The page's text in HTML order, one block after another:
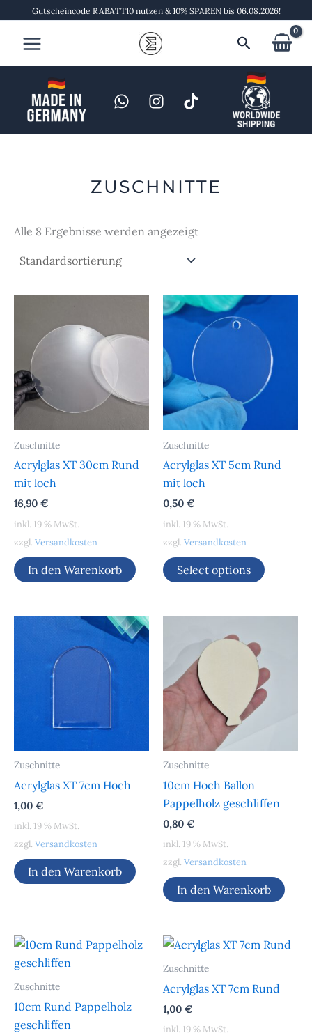
springen
Gutscheincode RABATT10 nutzen & 10% SPAREN bis 06.08.2026!
Suchen
ZUSCHNITTE
Alle 8 Ergebnisse werden angezeigt
Zuschnitte
Acrylglas XT 30cm Rund
mit loch
16,90 €
inkl. 19 % MwSt.
zzgl. Versandkosten
In den Warenkorb
Zuschnitte
Acrylglas XT 5cm Rund
mit loch
0,50 €
inkl. 19 % MwSt.
zzgl. Versandkosten
Select options
Zuschnitte
Acrylglas XT 7cm Hoch
1,00 €
inkl. 19 % MwSt.
zzgl. Versandkosten
In den Warenkorb
Zuschnitte
10cm Hoch Ballon
Pappelholz geschliffen
0,80 €
inkl. 19 % MwSt.
zzgl. Versandkosten
In den Warenkorb
Zuschnitte
10cm Rund Pappelholz
geschliffen
Zuschnitte
Acrylglas XT 7cm Rund
1,00 €
inkl. 19 % MwSt.